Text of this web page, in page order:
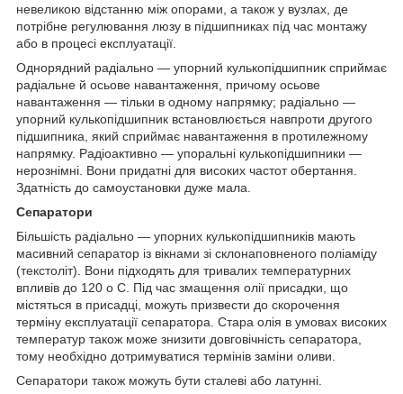
невеликою відстанню між опорами, а також у вузлах, де
потрібне регулювання люзу в підшипниках під час монтажу
або в процесі експлуатації.
Однорядний радіально — упорний кулькопідшипник сприймає
радіальне й осьове навантаження, причому осьове
навантаження — тільки в одному напрямку; радіально —
упорний кулькопідшипник встановлюється навпроти другого
підшипника, який сприймає навантаження в протилежному
напрямку. Радіоактивно — упоральні кулькопідшипники —
нерознімні. Вони придатні для високих частот обертання.
Здатність до самоустановки дуже мала.
Сепаратори
Більшість радіально — упорних кулькопідшипників мають
масивний сепаратор із вікнами зі склонаповненого поліаміду
(текстоліт). Вони підходять для тривалих температурних
впливів до 120 о С. Під час змащення олії присадки, що
містяться в присадці, можуть призвести до скорочення
терміну експлуатації сепаратора. Стара олія в умовах високих
температур також може знизити довговічність сепаратора,
тому необхідно дотримуватися термінів заміни оливи.
Сепаратори також можуть бути сталеві або латунні.